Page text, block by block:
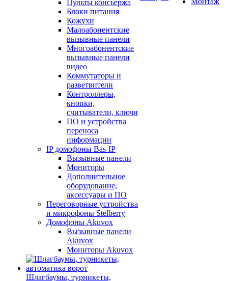
Пульты консьержа
Блоки питания
Кожухи
Малоабонентские
вызывные панели
Многоабонентские
вызывные панели
видео
Коммутаторы и
разветвители
Контроллеры,
кнопки,
считыватели, ключи
ПО и устройства
переноса
информации
IP домофоны Bas-IP
Вызывные панели
Мониторы
Дополнительное
оборудование,
аксессуары и ПО
Переговорные устройства
и микрофоны Stelberry
Домофоны Akuvox
Вызывные панели
Akuvox
Мониторы Akuvox
Шлагбаумы, турникеты,